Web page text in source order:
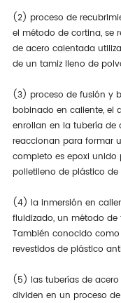
(2) proceso de
el método de cortina, se
de acero calentada
de un tamiz lleno de
(3) proceso de fusión y
bobinado en caliente, el
enrollan en la tubería de
reaccionan para formar
completo es epoxi
polietileno de plástico de
(4) la inmersión en
fluidizado, un método
También conocido
revestidos de plástico
(5) las tuberías de
dividen en un proceso